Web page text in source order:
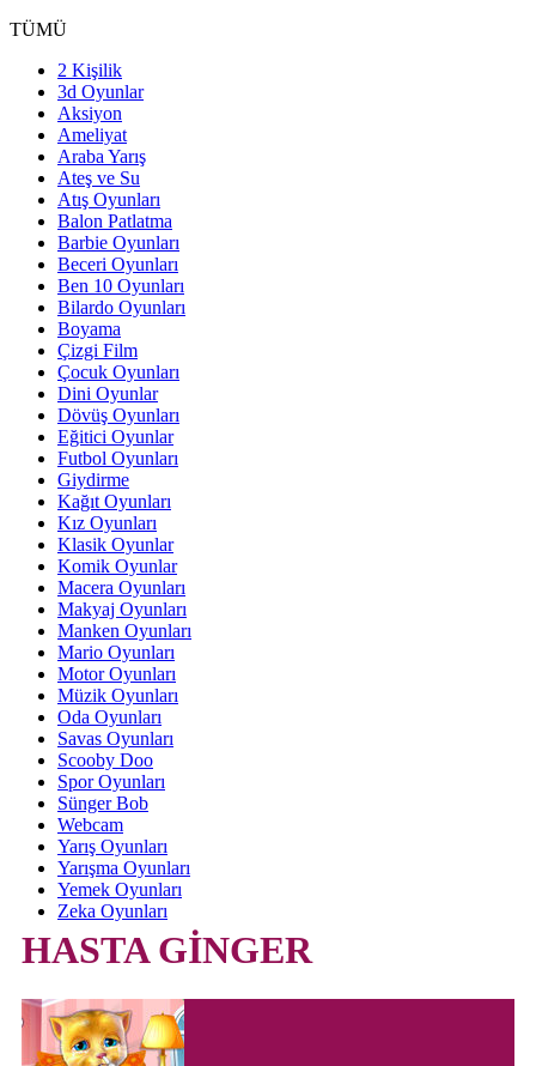
TÜMÜ
2 Kişilik
3d Oyunlar
Aksiyon
Ameliyat
Araba Yarış
Ateş ve Su
Atış Oyunları
Balon Patlatma
Barbie Oyunları
Beceri Oyunları
Ben 10 Oyunları
Bilardo Oyunları
Boyama
Çizgi Film
Çocuk Oyunları
Dini Oyunlar
Dövüş Oyunları
Eğitici Oyunlar
Futbol Oyunları
Giydirme
Kağıt Oyunları
Kız Oyunları
Klasik Oyunlar
Komik Oyunlar
Macera Oyunları
Makyaj Oyunları
Manken Oyunları
Mario Oyunları
Motor Oyunları
Müzik Oyunları
Oda Oyunları
Savas Oyunları
Scooby Doo
Spor Oyunları
Sünger Bob
Webcam
Yarış Oyunları
Yarışma Oyunları
Yemek Oyunları
Zeka Oyunları
HASTA GİNGER